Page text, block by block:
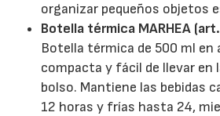
organizar pequeños objetos
Botella térmica MARHEA
Botella térmica de 500 ml en
compacta y fácil de llevar en
bolso. Mantiene las bebidas
12 horas y frías hasta 24,